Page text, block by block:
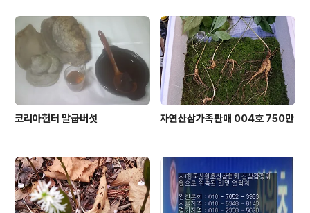
코리아헌터 말굽버섯 자연산삼가족판매 004호 750만